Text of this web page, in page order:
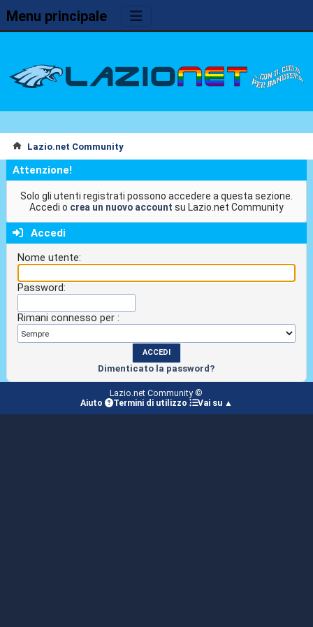
Menu principale
Lazio.net Community
Attenzione!
Solo gli utenti registrati possono accedere a questa sezione.
Accedi o crea un nuovo account su Lazio.net Community
Accedi
Nome utente:
Password:
Rimani connesso per :
Dimenticato la password?
Lazio.net Community ©
Aiuto
Termini di utilizzo Vai su ▲